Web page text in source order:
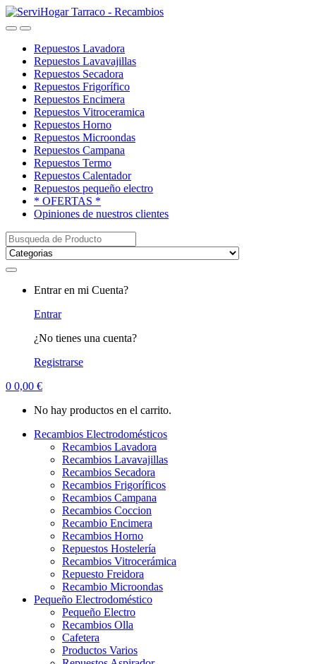
Saltar
a
saltar
al
OpenClose
Repuestos Lavadora
Repuestos Lavavajillas
Repuestos Secadora
Repuestos Frigorífico
Repuestos Encimera
Repuestos Vitroceramica
Repuestos Horno
Repuestos Microondas
Repuestos Campana
Repuestos Termo
Repuestos Calentador
Repuestos pequeño electro
* OFERTAS *
Opiniones de nuestros clientes
Buscar:
Entrar en mi Cuenta?
Entrar
¿No tienes una cuenta?
Registrarse
0 0,00 €
No hay productos en el carrito.
Recambios Electrodomésticos
Recambios Lavadora
Recambios Lavavajillas
Recambios Secadora
Recambios Frigoríficos
Recambios Campana
Recambios Coccion
Recambio Encimera
Recambios Horno
Repuestos Hostelería
Recambios Vitrocerámica
Repuesto Freidora
Recambio Microondas
Pequeño Electrodoméstico
Pequeño Electro
Recambios Olla
Cafetera
Productos Varios